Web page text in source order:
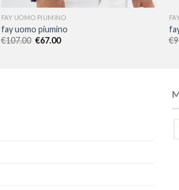
FAY UOMO PIUMINO
fay uomo piumino
€107.00 €67.00
€